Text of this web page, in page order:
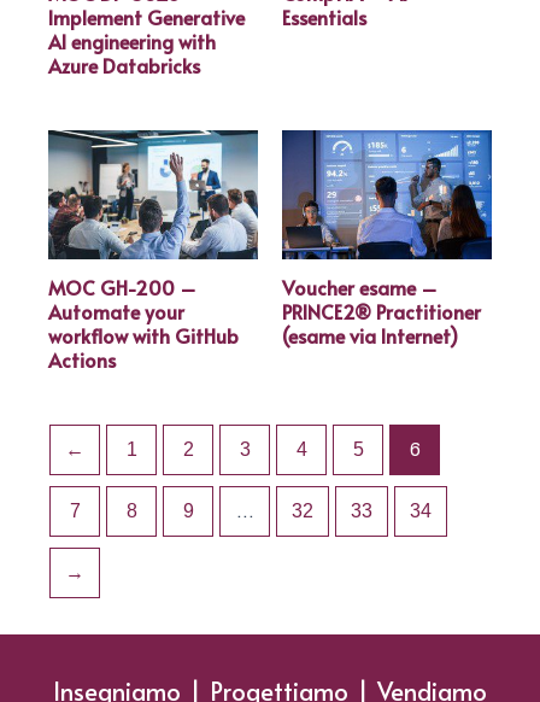
Implement Generative
AI engineering with
Azure Databricks
Essentials
MOC GH-200 –
Automate your
workflow with GitHub
Actions
Voucher esame –
PRINCE2® Practitioner
(esame via Internet)
← 1 2 3 4 5 6
7 8 9 … 32 33 34
→
Insegniamo | Progettiamo | Vendiamo